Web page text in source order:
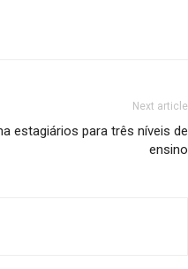
Next article
estagiários para três níveis de
ensino